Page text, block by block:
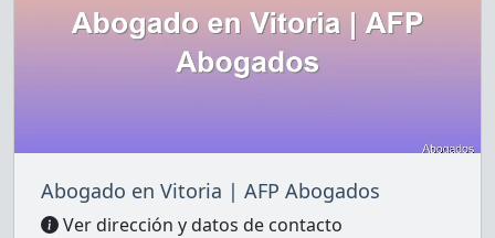
Abogado en Vitoria | AFP Abogados
Ver dirección y datos de contacto